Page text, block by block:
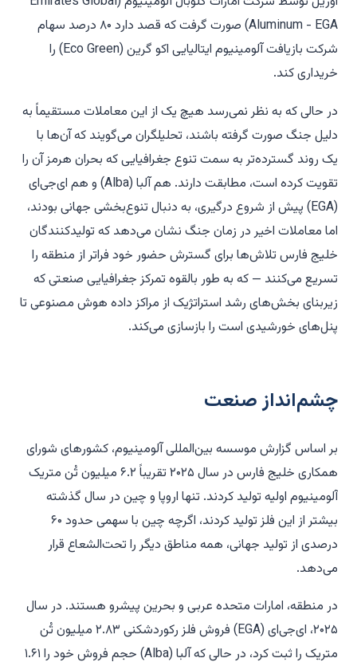
Aluminum - EGA) صورت گرفت که قصد دارد ۸۰ درصد سهام
شرکت بازیافت آلومینیوم ایتالیایی اکو گرین (Eco Green) را
خریداری کند.
در حالی که به نظر نمی‌رسد هیچ یک از این معاملات مستقیماً به
دلیل جنگ صورت گرفته باشند، تحلیلگران می‌گویند که آن‌ها با
یک روند گسترده‌تر به سمت تنوع جغرافیایی که بحران هرمز آن را
تقویت کرده است، مطابقت دارند. هم آلبا (Alba) و هم ای‌جی‌ای
(EGA) پیش از شروع درگیری، به دنبال تنوع‌بخشی جهانی بودند،
اما معاملات اخیر در زمان جنگ نشان می‌دهد که تولیدکنندگان
خلیج فارس تلاش‌ها برای گسترش حضور خود فراتر از منطقه را
تسریع می‌کنند — که به طور بالقوه تمرکز جغرافیایی صنعتی که
زیربنای بخش‌های رشد استراتژیک از مراکز داده هوش مصنوعی تا
پنل‌های خورشیدی است را بازسازی می‌کند.
چشم‌انداز صنعت
بر اساس گزارش موسسه بین‌المللی آلومینیوم، کشورهای شورای
همکاری خلیج فارس در سال ۲۰۲۵ تقریباً ۶.۲ میلیون تُن متریک
آلومینیوم اولیه تولید کردند. تنها اروپا و چین در سال گذشته
بیشتر از این فلز تولید کردند، اگرچه چین با سهمی حدود ۶۰
درصدی از تولید جهانی، همه مناطق دیگر را تحت‌الشعاع قرار
می‌دهد.
در منطقه، امارات متحده عربی و بحرین پیشرو هستند. در سال
۲۰۲۵، ای‌جی‌ای (EGA) فروش فلز رکوردشکنی ۲.۸۳ میلیون تُن
متریک را ثبت کرد، در حالی که آلبا (Alba) حجم فروش خود را ۱.۶۱